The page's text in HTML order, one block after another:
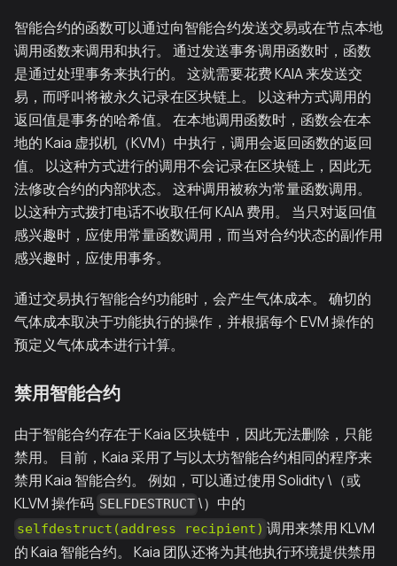
智能合约的函数可以通过向智能合约发送交易或在节点本地
调用函数来调用和执行。 通过发送事务调用函数时，函数
是通过处理事务来执行的。 这就需要花费 KAIA 来发送交
易，而呼叫将被永久记录在区块链上。 以这种方式调用的
返回值是事务的哈希值。 在本地调用函数时，函数会在本
地的 Kaia 虚拟机（KVM）中执行，调用会返回函数的返回
值。 以这种方式进行的调用不会记录在区块链上，因此无
法修改合约的内部状态。 这种调用被称为常量函数调用。
以这种方式拨打电话不收取任何 KAIA 费用。 当只对返回值
感兴趣时，应使用常量函数调用，而当对合约状态的副作用
感兴趣时，应使用事务。
通过交易执行智能合约功能时，会产生气体成本。 确切的
气体成本取决于功能执行的操作，并根据每个 EVM 操作的
预定义气体成本进行计算。
禁用智能合约
由于智能合约存在于 Kaia 区块链中，因此无法删除，只能
禁用。 目前，Kaia 采用了与以太坊智能合约相同的程序来
禁用 Kaia 智能合约。 例如，可以通过使用 Solidity \（或
KLVM 操作码 SELFDESTRUCT \）中的
selfdestruct(address recipient) 调用来禁用 KLVM
的 Kaia 智能合约。 Kaia 团队还将为其他执行环境提供禁用